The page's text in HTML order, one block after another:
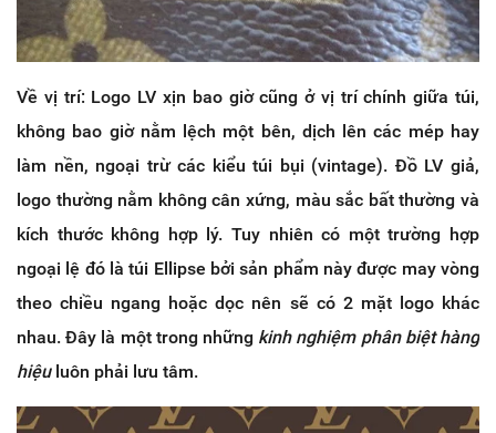
Về vị trí: Logo LV xịn bao giờ cũng ở vị trí chính giữa túi,
không bao giờ nằm lệch một bên, dịch lên các mép hay
làm nền, ngoại trừ các kiểu túi bụi (vintage). Đồ LV giả,
logo thường nằm không cân xứng, màu sắc bất thường và
kích thước không hợp lý. Tuy nhiên có một trường hợp
ngoại lệ đó là túi Ellipse bởi sản phẩm này được may vòng
theo chiều ngang hoặc dọc nên sẽ có 2 mặt logo khác
nhau. Đây là một trong những kinh nghiệm phân biệt hàng
hiệuluôn phải lưu tâm.